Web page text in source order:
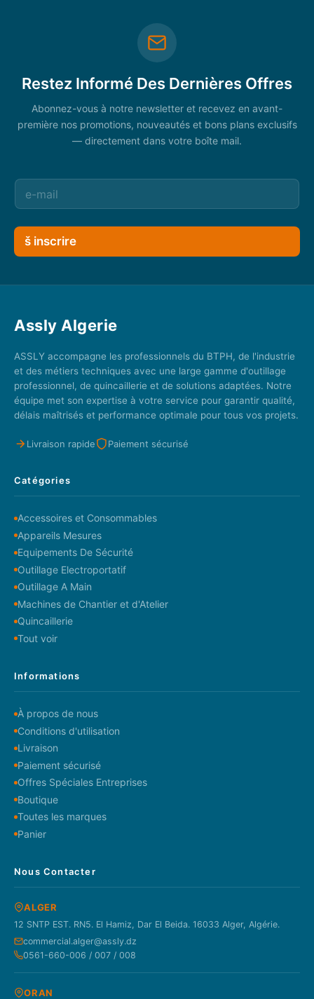
Restez Informé Des Dernières Offres
Abonnez-vous à notre newsletter et recevez en avant-
première nos promotions, nouveautés et bons plans exclusifs
— directement dans votre boîte mail.
š inscrire
Assly Algerie
ASSLY accompagne les professionnels du BTPH, de l'industrie
et des métiers techniques avec une large gamme d'outillage
professionnel, de quincaillerie et de solutions adaptées. Notre
équipe met son expertise à votre service pour garantir qualité,
délais maîtrisés et performance optimale pour tous vos projets.
Livraison rapide Paiement sécurisé
Catégories
Accessoires et Consommables
Appareils Mesures
Equipements De Sécurité
Outillage Electroportatif
Outillage A Main
Machines de Chantier et d'Atelier
Quincaillerie
Tout voir
Informations
À propos de nous
Conditions d'utilisation
Livraison
Paiement sécurisé
Offres Spéciales Entreprises
Boutique
Toutes les marques
Panier
Nous Contacter
ALGER
12 SNTP EST. RN5. El Hamiz, Dar El Beida. 16033 Alger, Algérie.
commercial.alger@assly.dz
0561-660-006 / 007 / 008
ORAN